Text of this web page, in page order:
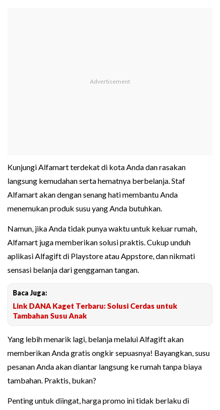
Kunjungi Alfamart terdekat di kota Anda dan rasakan
langsung kemudahan serta hematnya berbelanja. Staf
Alfamart akan dengan senang hati membantu Anda
menemukan produk susu yang Anda butuhkan.
Namun, jika Anda tidak punya waktu untuk keluar rumah,
Alfamart juga memberikan solusi praktis. Cukup unduh
aplikasi Alfagift di Playstore atau Appstore, dan nikmati
sensasi belanja dari genggaman tangan.
Baca Juga:
Link DANA Kaget Terbaru: Solusi Cerdas untuk
Tambahan Susu Anak
Yang lebih menarik lagi, belanja melalui Alfagift akan
memberikan Anda gratis ongkir sepuasnya! Bayangkan, susu
pesanan Anda akan diantar langsung ke rumah tanpa biaya
tambahan. Praktis, bukan?
Penting untuk diingat, harga promo ini tidak berlaku di